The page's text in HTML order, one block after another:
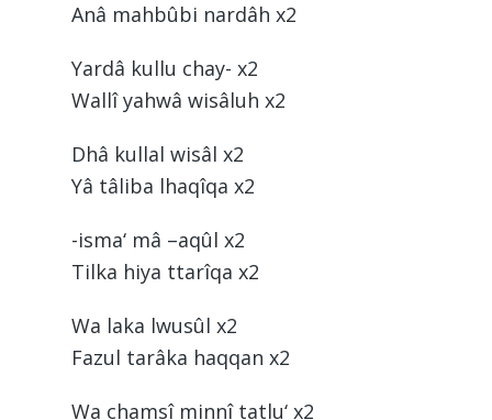
Anâ mahbûbi nardâh x2
Yardâ kullu chay- x2
Wallî yahwâ wisâluh x2
Dhâ kullal wisâl x2
Yâ tâliba lhaqîqa x2
-isma‘ mâ –aqûl x2
Tilka hiya ttarîqa x2
Wa laka lwusûl x2
Fazul tarâka haqqan x2
Wa chamsî minnî tatlu‘ x2